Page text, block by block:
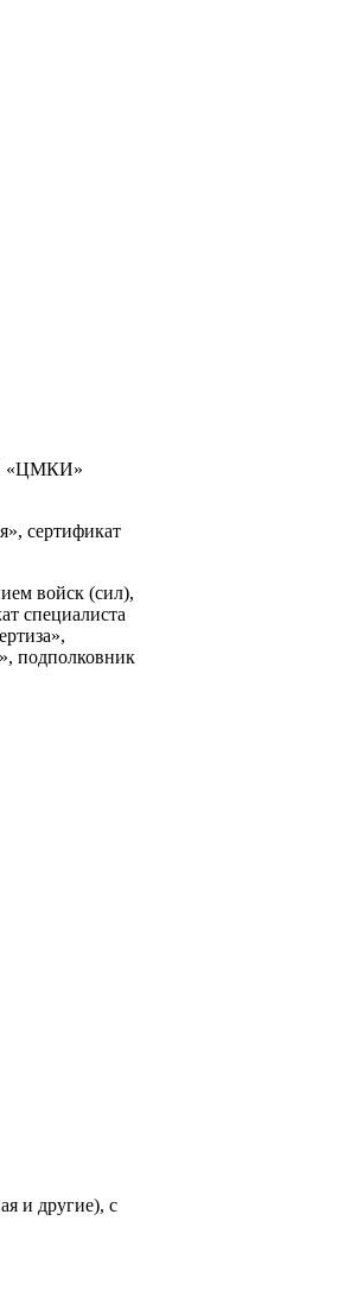
«ЦМКИ»
сертификат
войск (сил),
специалиста
подполковник
и другие), с